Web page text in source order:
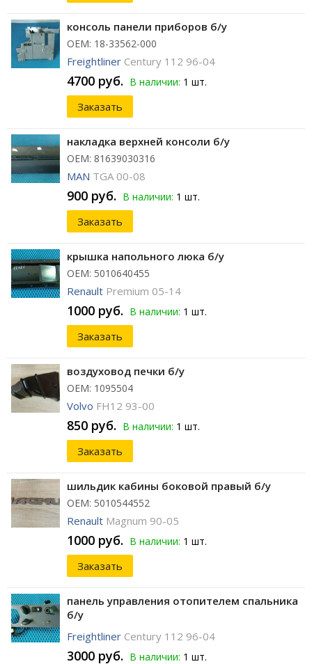
консоль панели приборов б/у
ОЕМ: 18-33562-000
Freightliner Century 112 96-04
4700 руб. В наличии: 1 шт.
Заказать
накладка верхней консоли б/у
ОЕМ: 81639030316
MAN TGA 00-08
900 руб. В наличии: 1 шт.
Заказать
крышка напольного люка б/у
ОЕМ: 5010640455
Renault Premium 05-14
1000 руб. В наличии: 1 шт.
Заказать
воздуховод печки б/у
ОЕМ: 1095504
Volvo FH12 93-00
850 руб. В наличии: 1 шт.
Заказать
шильдик кабины боковой правый б/у
ОЕМ: 5010544552
Renault Magnum 90-05
1000 руб. В наличии: 1 шт.
Заказать
панель управления отопителем спальника
б/у
Freightliner Century 112 96-04
3000 руб. В наличии: 1 шт.